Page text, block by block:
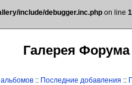
include/debugger.inc.php on line
Галерея
:: Последние добавления ::